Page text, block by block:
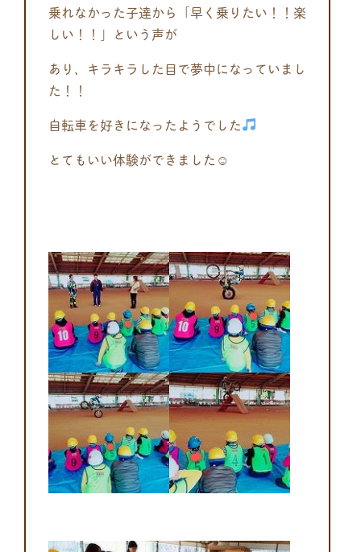
乗れなかった子達から「早く乗りたい！！楽
しい！！」という声が
あり、キラキラした目で夢中になっていまし
た！！
自転車を好きになったようでした
とてもいい体験ができました☺